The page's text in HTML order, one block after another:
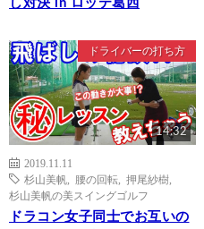
し対決 in ロッテ葛西
ドライバーの打ち方
14:32
2019.11.11
杉山美帆
腰の回転 押尾紗樹
杉山美帆の美スイングゴルフ
ドラコン女子同士でお互いの